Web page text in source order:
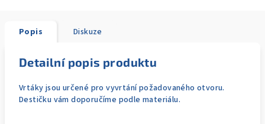
Popis Diskuze
Detailní popis produktu
Vrtáky jsou určené pro vyvrtání požadovaného otvoru.
Destičku vám doporučíme podle materiálu.